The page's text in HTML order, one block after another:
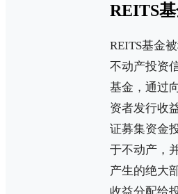
REITS
REITS基金
不动产投资
基金，通过
资者发行收
证募集资金
于不动产，
产生的绝大
收益分配给